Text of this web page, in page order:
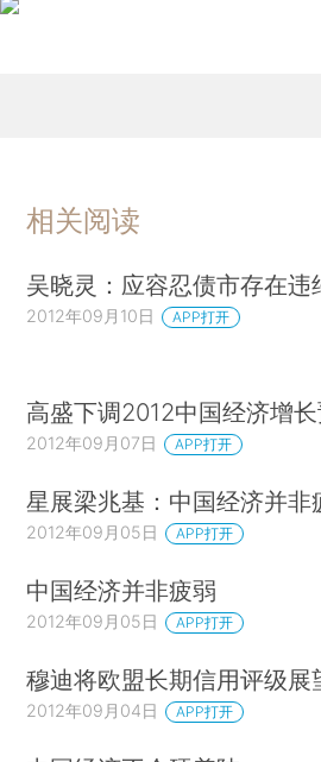
相关阅读
吴晓灵：应容忍债市存在违
2012年09月10日 APP打开
高盛下调2012中国经济增长
2012年09月07日 APP打开
星展梁兆基：中国经济并非
2012年09月05日 APP打开
中国经济并非疲弱
2012年09月05日 APP打开
穆迪将欧盟长期信用评级展
2012年09月04日 APP打开